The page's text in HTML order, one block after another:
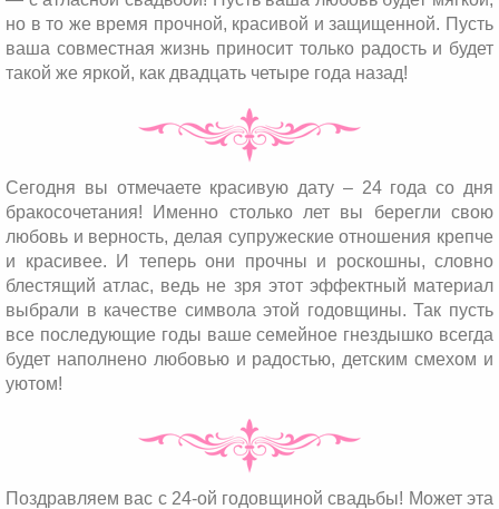
но в то же время прочной, красивой и защищенной. Пусть
ваша совместная жизнь приносит только радость и будет
такой же яркой, как двадцать четыре года назад!
Сегодня вы отмечаете красивую дату – 24 года со дня
бракосочетания! Именно столько лет вы берегли свою
любовь и верность, делая супружеские отношения крепче
и красивее. И теперь они прочны и роскошны, словно
блестящий атлас, ведь не зря этот эффектный материал
выбрали в качестве символа этой годовщины. Так пусть
все последующие годы ваше семейное гнездышко всегда
будет наполнено любовью и радостью, детским смехом и
уютом!
Поздравляем вас с 24-ой годовщиной свадьбы! Может эта